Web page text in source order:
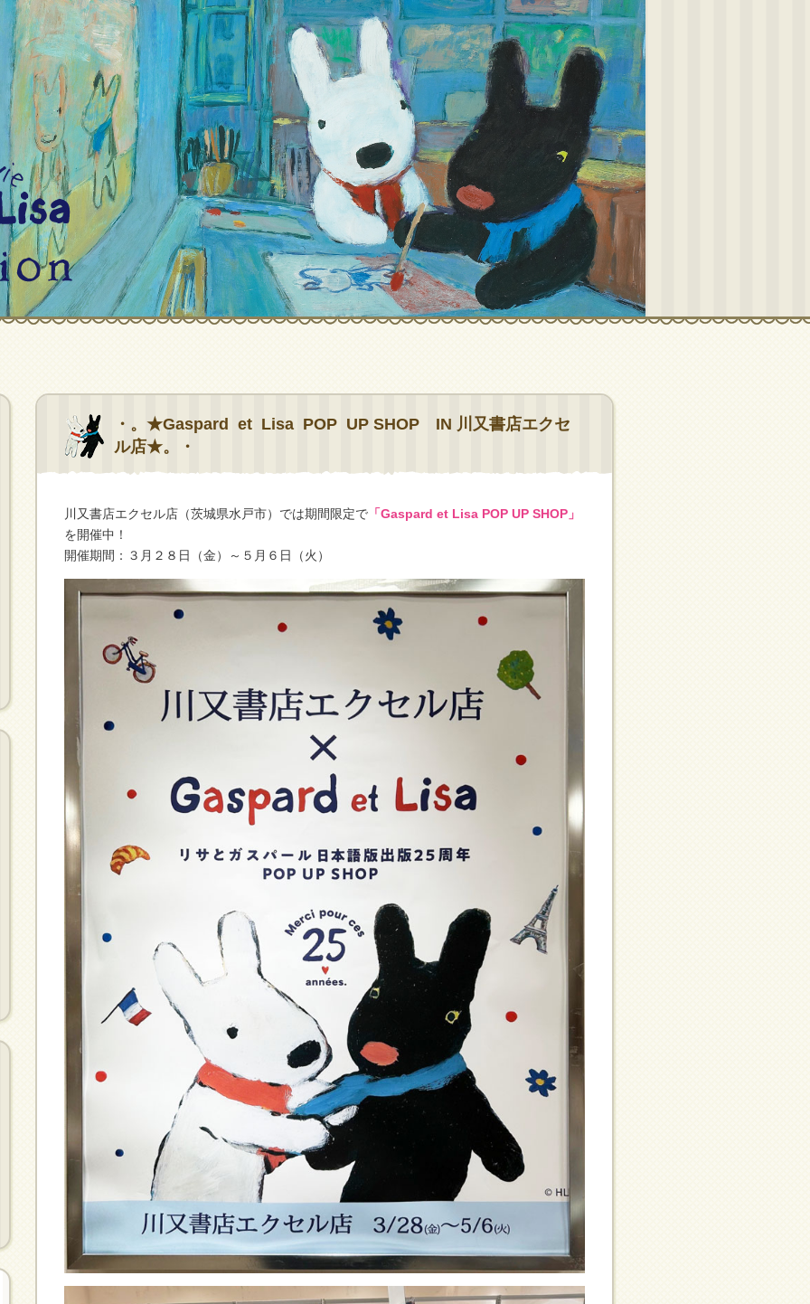
・。★Gaspard et Lisa POP UP SHOP IN 川又書店エクセ
ル店★。・
川又書店エクセル店（茨城県水戸市）では期間限定で 「Gaspard et Lisa POP UP SHOP」
を開催中！
開催期間：３月２８日（金）～５月６日（火）